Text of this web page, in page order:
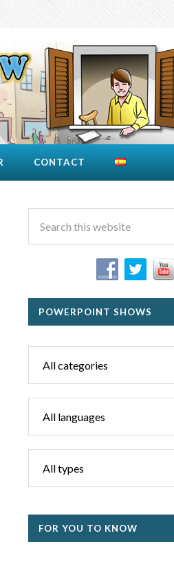
CONTACT
POWERPOINT SHOWS
FOR YOU TO KNOW